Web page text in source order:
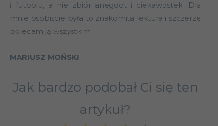
i futbolu, a nie zbiór anegdot i ciekawostek. Dla
mnie osobiście była to znakomita lektura i szczerze
polecam ją wszystkim.
MARIUSZ MOŃSKI
Jak bardzo podobał Ci się ten
artykuł?